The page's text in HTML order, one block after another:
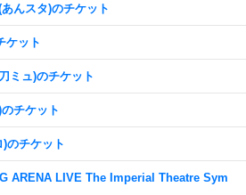
んスタ)のチケット
ケット
ミュ)のチケット
チケット
のチケット
ARENA LIVE The Imperial Theatre Sym